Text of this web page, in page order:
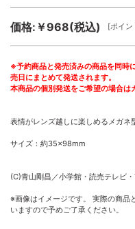
価格:￥968(税込) [ポイ
※予約商品と発売済みの商品を同時
売日にまとめて発送されます。
本商品の個別発送をご希望の場合は
表情がレンズ越しに楽しめるメガ
サイズ：約35×98mm
(C)青山剛昌／小学館・読売テレビ
※画像はイメージです。 実際の商品
いますので予めご了承ください。